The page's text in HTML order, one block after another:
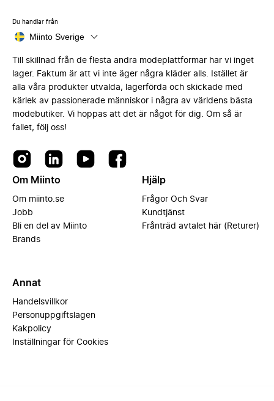
Du handlar från
Miinto Sverige
Till skillnad från de flesta andra modeplattformar har vi inget
lager. Faktum är att vi inte äger några kläder alls. Istället är
alla våra produkter utvalda, lagerförda och skickade med
kärlek av passionerade människor i några av världens bästa
modebutiker. Vi hoppas att det är något för dig. Om så är
fallet, följ oss!
Om Miinto
Om miinto.se
Jobb
Bli en del av Miinto
Brands
Hjälp
Frågor Och Svar
Kundtjänst
Frånträd avtalet här (Returer)
Annat
Handelsvillkor
Personuppgiftslagen
Kakpolicy
Inställningar för Cookies